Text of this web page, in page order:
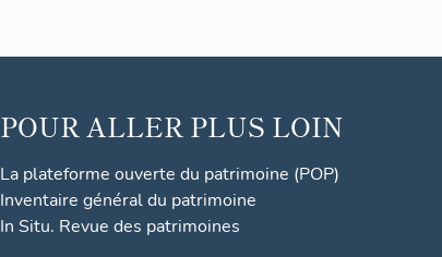
POUR ALLER PLUS LOIN
La plateforme ouverte du patrimoine (POP)
Inventaire général du patrimoine
In Situ. Revue des patrimoines